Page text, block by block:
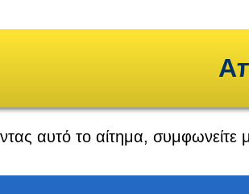
αυτό το αίτημα, συμφωνείτε